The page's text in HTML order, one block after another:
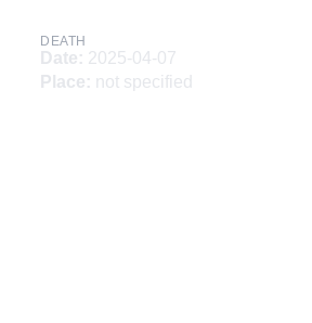
DEATH
Date: 2025-04-07
Place: not specified